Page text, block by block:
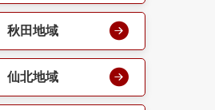
秋田地域
仙北地域